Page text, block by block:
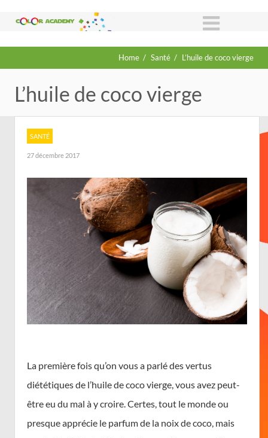
Home / Santé / L’huile de coco vierge
L’huile de coco vierge
SANTÉ
27 décembre 2017
La première fois qu’on vous a parlé des vertus
diététiques de l’huile de coco vierge, vous avez peut-
être eu du mal à y croire. Certes, tout le monde ou
presque apprécie le parfum de la noix de coco, mais